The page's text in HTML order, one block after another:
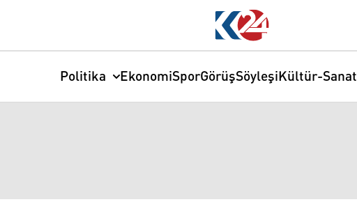
Politika EkonomiSporGörüşSöyleşiKültür-Sanat